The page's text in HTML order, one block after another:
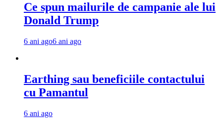
Ce spun mailurile de campanie ale lui
Donald Trump
6 ani ago6 ani ago
Earthing sau beneficiile contactului
cu Pamantul
6 ani ago